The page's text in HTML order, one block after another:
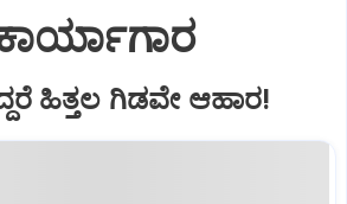
ಹಿತ್ತಲ ಗಿಡವೇ ಆಹಾರ!